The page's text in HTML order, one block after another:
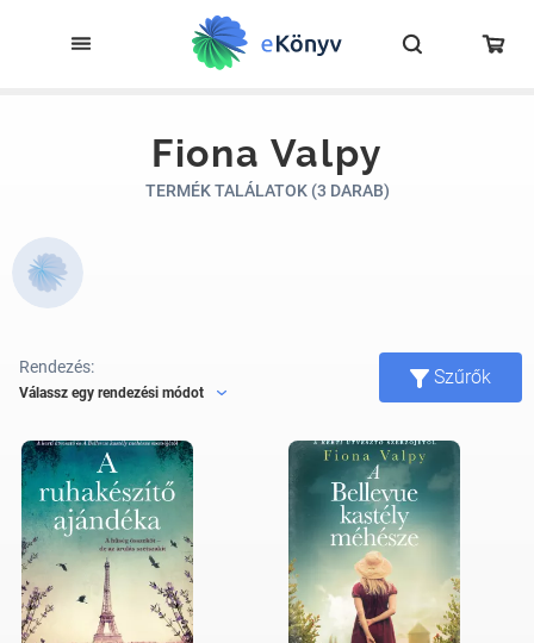
Fiona Valpy
TERMÉK TALÁLATOK (3 DARAB)
Rendezés:
Válassz egy rendezési módot
Szűrők